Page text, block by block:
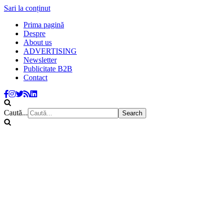
Sari la conținut
Prima pagină
Despre
About us
ADVERTISING
Newsletter
Publicitate B2B
Contact
Caută...